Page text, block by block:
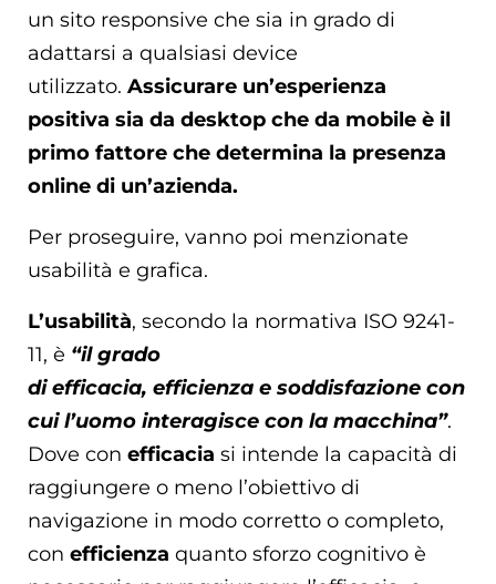
un sito responsive che sia in grado di
adattarsi a qualsiasi device
utilizzato. Assicurare un’esperienza
positiva sia da desktop che da mobile è il
primo fattore che determina la presenza
online di un’azienda.
Per proseguire, vanno poi menzionate
usabilità e grafica.
L’usabilità, secondo la normativa ISO 9241-
11, è “il grado
di efficacia, efficienza e soddisfazione con
cui l’uomo interagisce con la macchina”.
Dove con efficacia si intende la capacità di
raggiungere o meno l’obiettivo di
navigazione in modo corretto o completo,
con efficienza quanto sforzo cognitivo è